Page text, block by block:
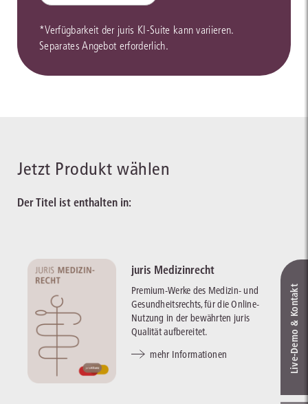
*Verfügbarkeit der juris KI-Suite kann variieren.
Separates Angebot erforderlich.
Jetzt Produkt wählen
Der Titel ist enthalten in:
juris Medizinrecht
Premium-Werke des Medizin- und
Gesundheitsrechts, für die Online-
Nutzung in der bewährten juris
Qualität aufbereitet.
mehr Informationen
Live‑Demo & Kontakt